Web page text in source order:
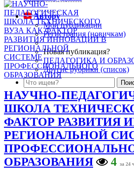
Автору
Мои публикации
Регистрация (новичкам)
Новая публикация?
ПЕДАГОГИКА И
Другие рубрики (список)
НАУЧНО-
ШКОЛА
ФАКТОР РАЗВИТИЯ
РЕГИОНАЛЬНОЙ
ОБРАЗОВАНИЯ
4 за 24